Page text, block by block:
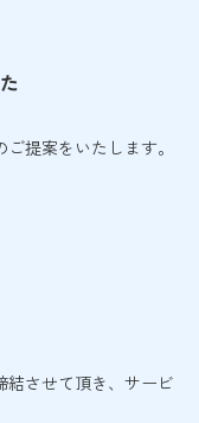
提案をいたします。
結させて頂き、サービ